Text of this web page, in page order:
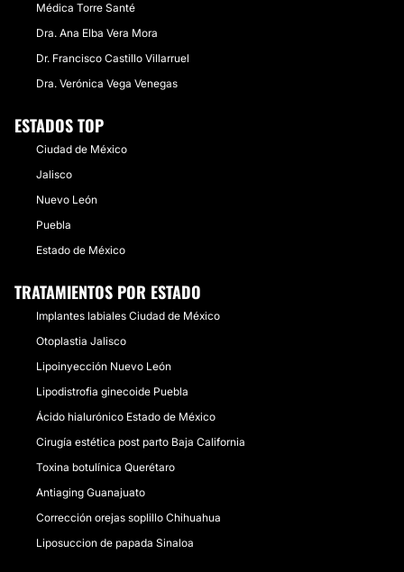
Médica Torre Santé
Dra. Ana Elba Vera Mora
Dr. Francisco Castillo Villarruel
Dra. Verónica Vega Venegas
ESTADOS TOP
Ciudad de México
Jalisco
Nuevo León
Puebla
Estado de México
TRATAMIENTOS POR ESTADO
Implantes labiales Ciudad de México
Otoplastia Jalisco
Lipoinyección Nuevo León
Lipodistrofia ginecoide Puebla
Ácido hialurónico Estado de México
Cirugía estética post parto Baja California
Toxina botulínica Querétaro
Antiaging Guanajuato
Corrección orejas soplillo Chihuahua
Liposuccion de papada Sinaloa